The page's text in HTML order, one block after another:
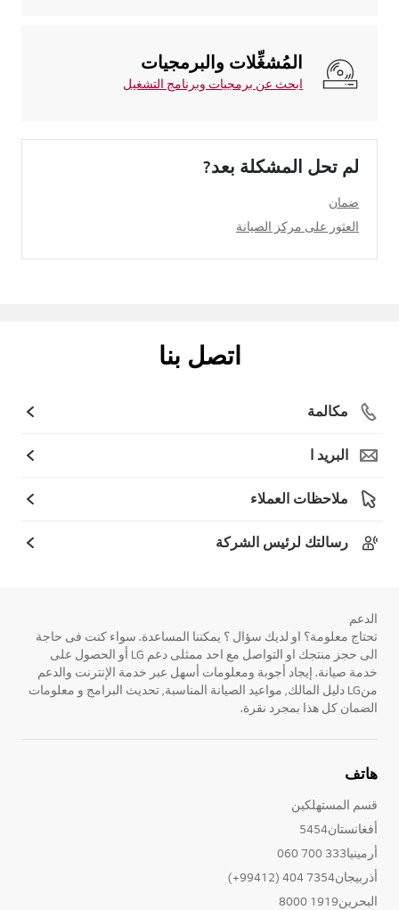
المُشغِّلات والبرمجيات
ابحث عن برمجيات وبرنامج التشغيل
لم تحل المشكلة بعد?
ضمان
العثور على مركز الصيانة
اتصل بنا
مكالمة
البريد ا
ملاحظات العملاء
رسالتك لرئيس الشركة
الدعم
تحتاج معلومة؟ او لديك سؤال ؟ يمكننا المساعدة. سواء كنت فى حاجة
الى حجز منتجك او التواصل مع احد ممثلى دعم LG أو الحصول على
خدمة صيانة. إيجاد أجوبة ومعلومات أسهل عبر خدمة الإنترنت والدعم
منLG دليل المالك, مواعيد الصيانة المناسبة, تحديث البرامج و معلومات
الضمان كل هذا بمجرد نقرة.
هاتف
قسم المستهلكين
أفغانستان5454
أرمينيا333 700 060
أذربيجان7354 404 (99412+)
البحرين1919 8000